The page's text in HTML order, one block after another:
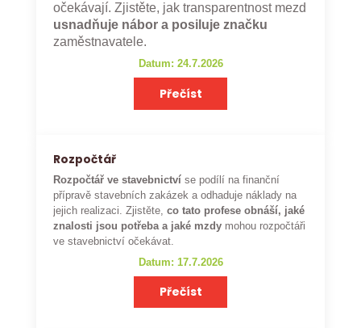
očekávají. Zjistěte, jak transparentnost mezd
usnadňuje nábor a posiluje značku
zaměstnavatele.
Datum: 24.7.2026
Přečíst
Rozpočtář
Rozpočtář ve stavebnictví se podílí na finanční
přípravě stavebních zakázek a odhaduje náklady na
jejich realizaci. Zjistěte,co tato profese obnáší, jaké
znalosti jsou potřeba a jaké mzdy mohou rozpočtáři
ve stavebnictví očekávat.
Datum: 17.7.2026
Přečíst